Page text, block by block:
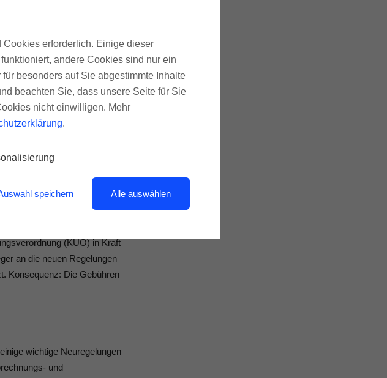
über ihre Immobilien
wird davon ausgegangen,
den Miteigentumsanteil.
Immissionen durch
die laut der neuen
von neuen Kaminöfen und
auch der Ersatz einer alten
gelten weiterhin die
(KÜO) in Kraft
an die neuen Regelungen
Konsequenz: Die Gebühren
wichtige Neuregelungen
und
erforderlich. Einige dieser
andere Cookies sind nur ein
besonders auf Sie abgestimmte Inhalte
beachten Sie, dass unsere Seite für Sie
nicht einwilligen. Mehr
.
speichern Alle auswählen